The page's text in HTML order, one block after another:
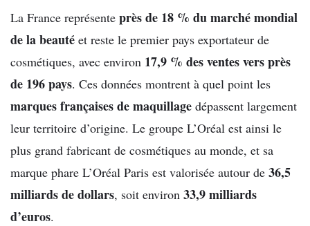
La France représente près de 18 % du marché mondial
de la beauté et reste le premier pays exportateur de
cosmétiques, avec environ 17,9 % des ventes vers près
de 196 pays. Ces données montrent à quel point les
marques françaises de maquillage dépassent largement
leur territoire d’origine. Le groupe L’Oréal est ainsi le
plus grand fabricant de cosmétiques au monde, et sa
marque phare L’Oréal Paris est valorisée autour de 36,5
milliards de dollars, soit environ 33,9 milliards
d’euros.